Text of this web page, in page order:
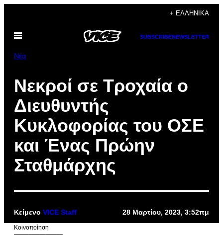
περιεχόμενο
+ ΕΛΛΗΝΙΚΆ
Ανοίξτε
SUBSCRIBENEWSLETTER
Νέα
Νεκροί σε Τροχαία ο
Διευθυντής
Κυκλοφορίας του ΟΣΕ
και Ένας Πρώην
Σταθμάρχης
Κείμενο VICE Staff 28 Μαρτίου, 2023, 3:52πμ
Kοινοποίηση